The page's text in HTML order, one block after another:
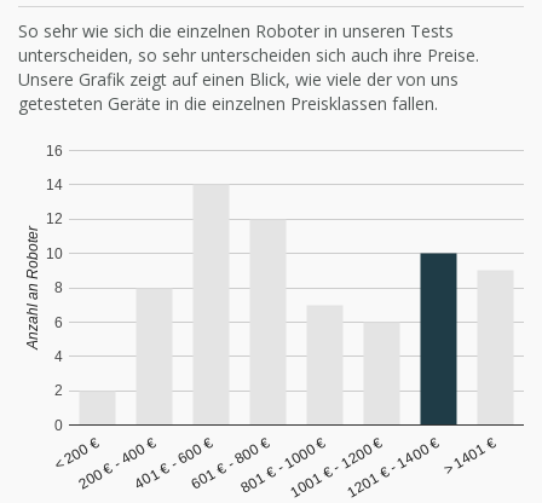
So sehr wie sich die einzelnen Roboter in unseren Tests
unterscheiden, so sehr unterscheiden sich auch ihre Preise.
Unsere Grafik zeigt auf einen Blick, wie viele der von uns
getesteten Geräte in die einzelnen Preisklassen fallen.
< 200 €200 € - 400 €401 € - 600 €601 € - 800 €801 € - 1000 €1001 € - 1200 €1201 € - 1400 €> 1401 €
0
2
4
6
8
10
12
14
16
Anzahl an Roboter